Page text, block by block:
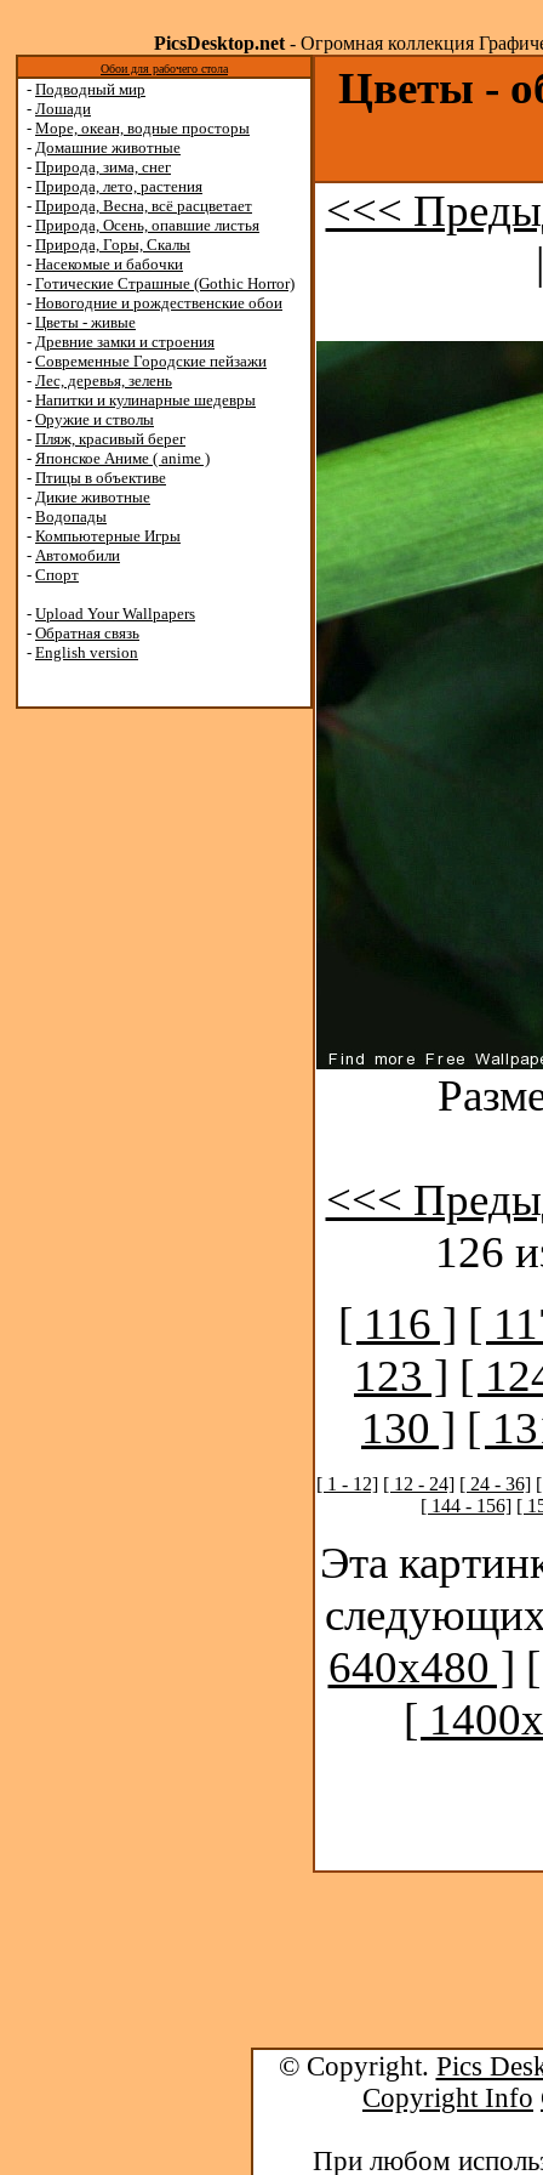
PicsDesktop.net- Огромная коллекция
Обои для рабочего стола
- Подводный мир
- Лошади
- Море, океан, водные просторы
- Домашние животные
- Природа, зима, снег
- Природа, лето, растения
- Природа, Весна, всё расцветает
- Природа, Осень, опавшие листья
- Природа, Горы, Скалы
- Насекомые и бабочки
- Готические Страшные (Gothic Horror)
- Новогодние и рождественские обои
- Цветы - живые
- Древние замки и строения
- Современные Городские пейзажи
- Лес, деревья, зелень
- Напитки и кулинарные шедевры
- Оружие и стволы
- Пляж, красивый берег
- Японское Аниме ( anime )
- Птицы в объективе
- Дикие животные
- Водопады
- Компьютерные Игры
- Автомобили
- Спорт
- Upload Your Wallpapers
- Обратная связь
- English version
Цветы -
<<<
<<<
126
[ 116 ] [
123 ] [
130 ] [
[ 1 - 12] [ 12 - 24] [ 24 - 36]
[ 144 - 156] [
Эта
640x480 ]
[
© Copyright. Pics
Copyright Info
При любом